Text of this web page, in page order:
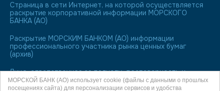
Страница в сети Интернет, на которой осуществляется
раскрытие корпоративной информации МОРСКОГО
БАНКА (АО)
Раскрытие МОРСКИМ БАНКОМ (АО) информации
профессионального участника рынка ценных бумаг
(архив)
Лицо, ответственное за полноту, достоверность и
актуальность публикуемых на Web-сайте сведений
МОРСКОЙ БАНК (АО) использует cookie (файлы с данными о прошлых
посещениях сайта) для персонализации сервисов и удобства